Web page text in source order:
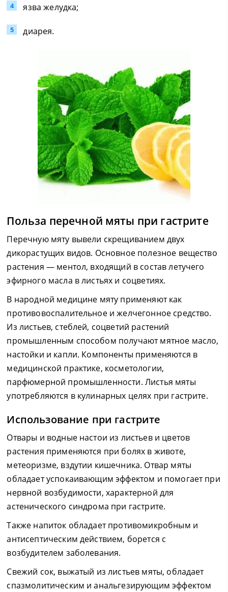
язва желудка;
диарея.
Польза перечной мяты при гастрите
Перечную мяту вывели скрещиванием двух
дикорастущих видов. Основное полезное вещество
растения — ментол, входящий в состав летучего
эфирного масла в листьях и соцветиях.
В народной медицине мяту применяют как
противовоспалительное и желчегонное средство.
Из листьев, стеблей, соцветий растений
промышленным способом получают мятное масло,
настойки и капли. Компоненты применяются в
медицинской практике, косметологии,
парфюмерной промышленности. Листья мяты
употребляются в кулинарных целях при гастрите.
Использование при гастрите
Отвары и водные настои из листьев и цветов
растения применяются при болях в животе,
метеоризме, вздутии кишечника. Отвар мяты
обладает успокаивающим эффектом и помогает при
нервной возбудимости, характерной для
астенического синдрома при гастрите.
Также напиток обладает противомикробным и
антисептическим действием, борется с
возбудителем заболевания.
Свежий сок, выжатый из листьев мяты, обладает
спазмолитическим и анальгезирующим эффектом